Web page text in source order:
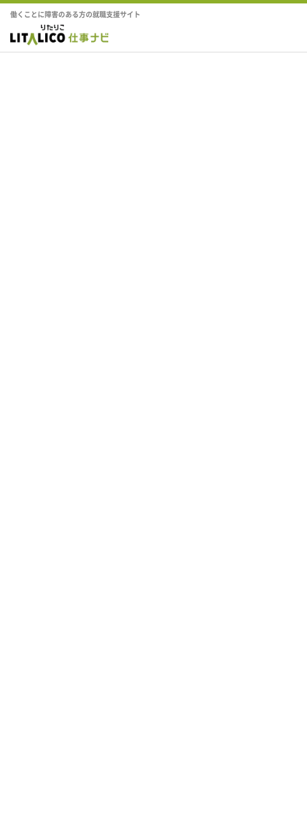
働くことに障害のある方の就職支援サイト